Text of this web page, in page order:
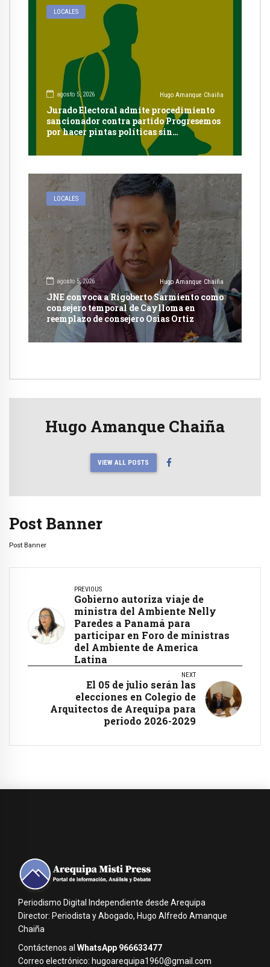
LOCALES
agosto 5, 2026 Hugo Amanque Chaiña
Jurado Electoral admite procedimiento
sancionador contra partido Progresemos
por hacer pintas políticas sin
autorización en Cayma
LOCALES
agosto 5, 2026 Hugo Amanque Chaiña
JNE convoca a Rigoberto Sarmiento como
consejero temporal de Caylloma en
reemplazo de consejero Osias Ortiz
Hugo Amanque Chaiña
VIEW ALL POSTS
Post Banner
Post Banner
PREVIOUS
Gobierno autoriza viaje de
ministra del Ambiente Nelly
Paredes a Panamá para
participar en Foro de ministras
del Ambiente de America
Latina
NEXT
El 05 de julio serán las
elecciones en Colegio de
Arquitectos de Arequipa para
periodo 2026-2029
Periodismo Digital Independiente desde Arequipa
Director: Periodista y Abogado, Hugo Alfredo Amanque
Chaiña
Contáctenos al WhatsApp 966633477
Correo electrónico: hugoarequipa1960@gmail.com